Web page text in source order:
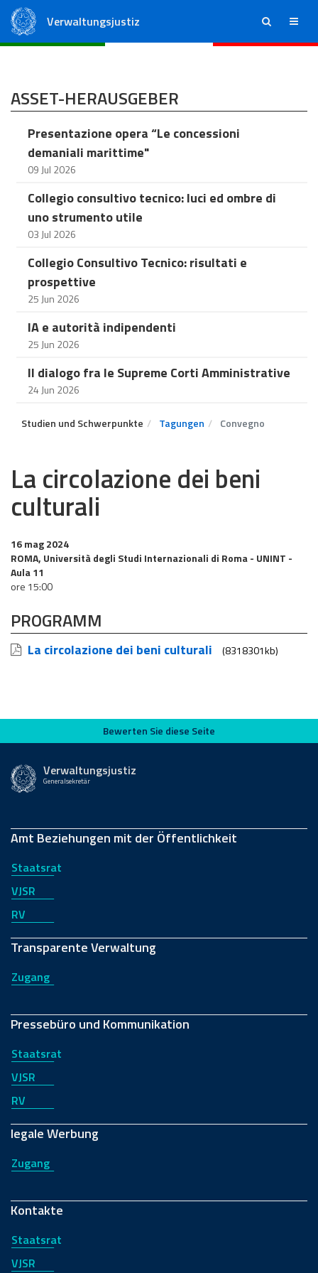
Verwaltungsjustiz ricerca menu
ASSET-HERAUSGEBER
Presentazione opera “Le concessioni
demaniali marittime"
09 Jul 2026
Collegio consultivo tecnico: luci ed ombre di
uno strumento utile
03 Jul 2026
Collegio Consultivo Tecnico: risultati e
prospettive
25 Jun 2026
IA e autorità indipendenti
25 Jun 2026
Il dialogo fra le Supreme Corti Amministrative
24 Jun 2026
Studien und Schwerpunkte Tagungen Convegno
La circolazione dei beni
culturali
16 mag 2024
ROMA, Università degli Studi Internazionali di Roma - UNINT -
Aula 11
ore 15:00
PROGRAMM
La circolazione dei beni culturali (8318301kb)
Bewerten Sie diese Seite
Bewerten Sie diese Seite
Verwaltungsjustiz
Generalsekretär
Amt Beziehungen mit der Öffentlichkeit
Staatsrat
VJSR
RV
Transparente Verwaltung
Zugang
Pressebüro und Kommunikation
Staatsrat
VJSR
RV
legale Werbung
Zugang
Kontakte
Staatsrat
VJSR